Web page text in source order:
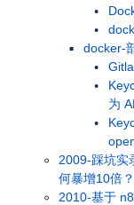
docker-
为
2009-踩坑实
何暴增10倍？
2010-基于